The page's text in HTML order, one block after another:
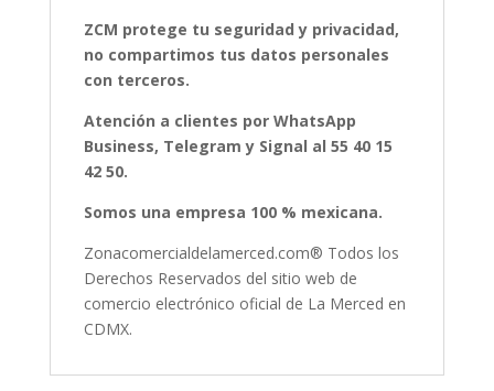
ZCM protege tu seguridad y privacidad,
no compartimos tus datos personales
con terceros.
Atención a clientes por WhatsApp
Business, Telegram y Signal al 55 40 15
42 50.
Somos una empresa 100 % mexicana.
Zonacomercialdelamerced.com® Todos los
Derechos Reservados del sitio web de
comercio electrónico oficial de La Merced en
CDMX.